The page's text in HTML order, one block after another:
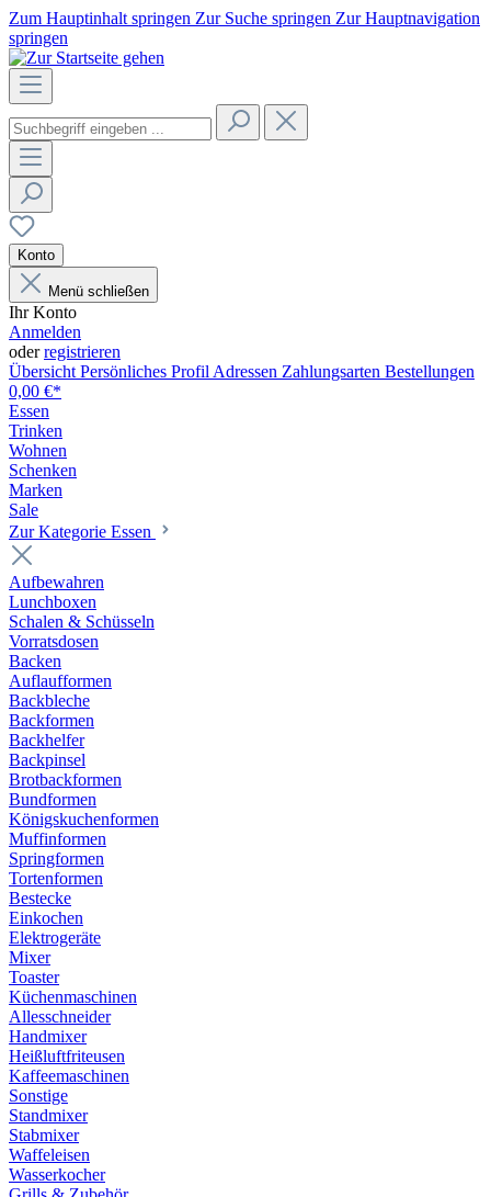
Zum Hauptinhalt springen Zur Suche springen Zur Hauptnavigation
springen
Konto
Menü schließen
Ihr Konto
Anmelden
oderregistrieren
Übersicht Persönliches Profil Adressen Zahlungsarten Bestellungen
0,00 €*
Essen
Trinken
Wohnen
Schenken
Marken
Sale
Zur Kategorie Essen
Aufbewahren
Lunchboxen
Schalen & Schüsseln
Vorratsdosen
Backen
Auflaufformen
Backbleche
Backformen
Backhelfer
Backpinsel
Brotbackformen
Bundformen
Königskuchenformen
Muffinformen
Springformen
Tortenformen
Bestecke
Einkochen
Elektrogeräte
Mixer
Toaster
Küchenmaschinen
Allesschneider
Handmixer
Heißluftfriteusen
Kaffeemaschinen
Sonstige
Standmixer
Stabmixer
Waffeleisen
Wasserkocher